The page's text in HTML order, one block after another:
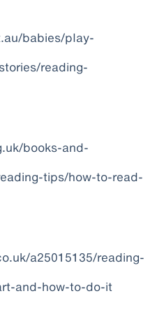
babies/play-
reading-
books-and-
tips/how-to-read-
a25015135/reading-
and-how-to-do-it